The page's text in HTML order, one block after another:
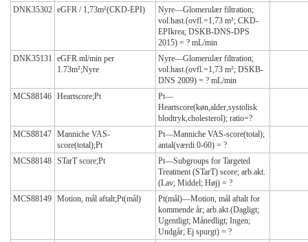
DNK35302 eGFR / 1,73m²(CKD-EPI)
Nyre—Glomerulær filtration;
vol.hast.(ovfl.=1,73 m²; CKD-
EPIkrea; DSKB-DNS-DPS
2015) = ? mL/min
DNK35131 eGFR ml/min per
1.73m²;Nyre
Nyre—Glomerulær filtration;
vol.hast.(ovfl.=1,73 m²; DSKB-
DNS 2009) = ? mL/min
MCS88146 Heartscore;Pt
Pt—
Heartscore(køn,alder,systolisk
blodtryk,cholesterol); ratio=?
MCS88147 Manniche VAS-
score(total);Pt
Pt—Manniche VAS-score(total);
antal(værdi 0-60) = ?
MCS88148 STarT score;Pt
Pt—Subgroups for Targeted
Treatment (STarT) score; arb.akt.
(Lav; Middel; Høj) = ?
MCS88149 Motion, mål aftalt;Pt(mål)
Pt(mål)—Motion, mål aftalt for
kommende år; arb.akt.(Dagligt;
Ugentligt; Månedligt; Ingen;
Undgår; Ej spurgt) = ?